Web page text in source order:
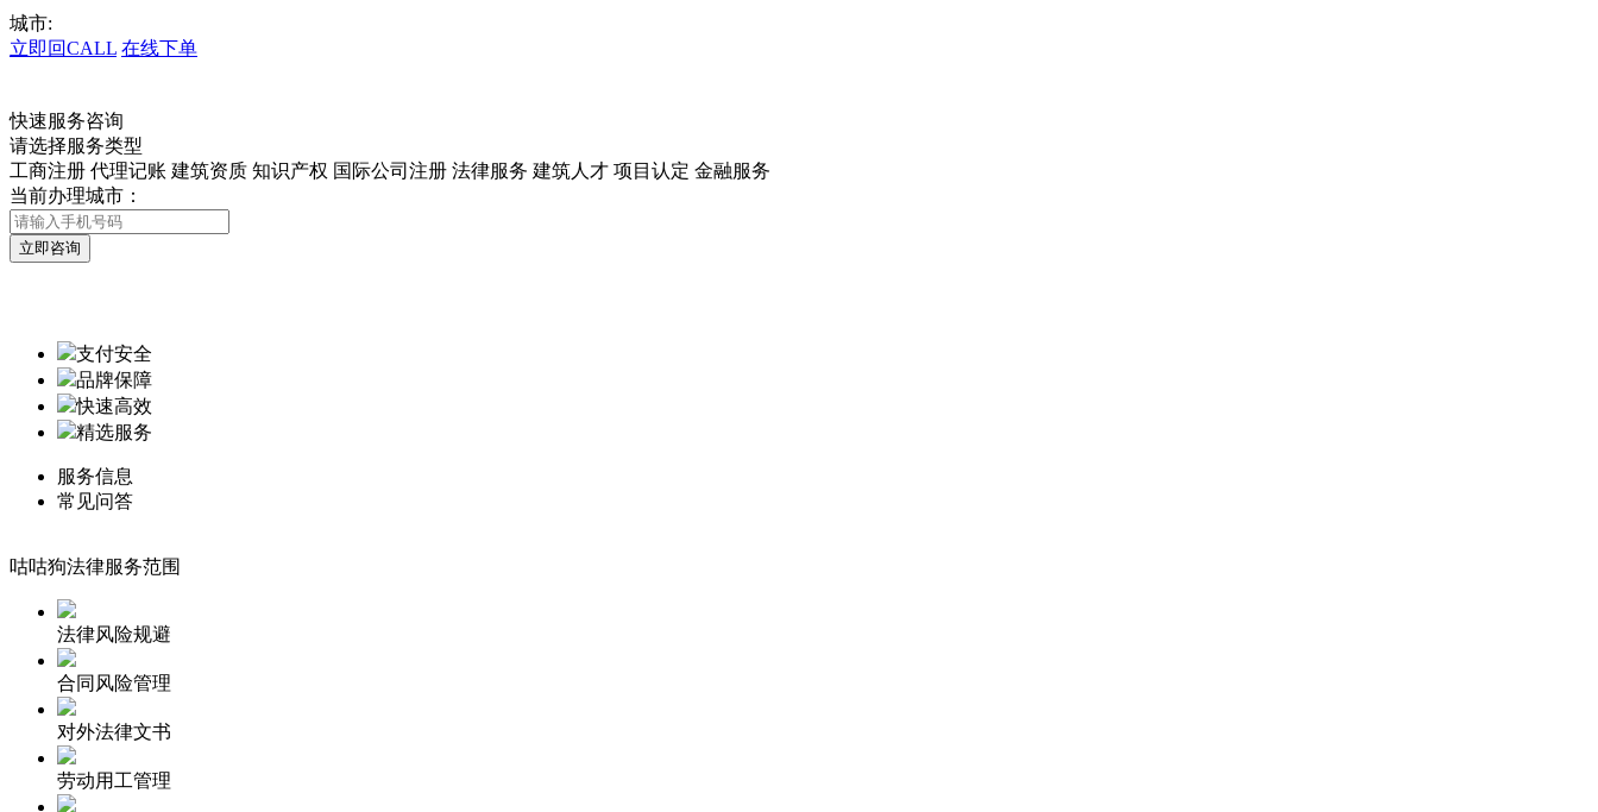
城市:
立即回CALL 在线下单
快速服务咨询
请选择服务类型
工商注册 代理记账 建筑资质 知识产权 国际公司注册 法律服务 建筑人才 项目认定 金融服务
当前办理城市：
支付安全
品牌保障
快速高效
精选服务
服务信息
常见问答
咕咕狗法律服务范围
法律风险规避
合同风险管理
对外法律文书
劳动用工管理